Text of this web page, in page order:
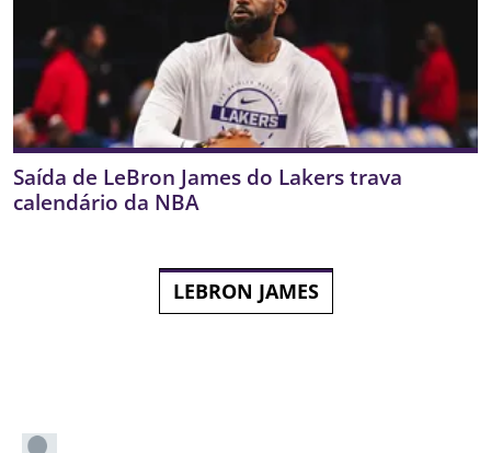
Saída de LeBron James do Lakers trava
calendário da NBA
LEBRON JAMES